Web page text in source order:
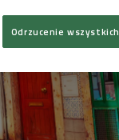
Odrzucenie wszystkich